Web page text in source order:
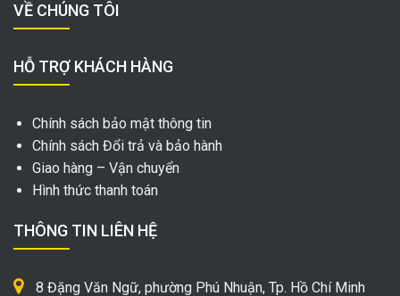
VỀ CHÚNG TÔI
HỖ TRỢ KHÁCH HÀNG
Chính sách bảo mật thông tin
Chính sách Đổi trả và bảo hành
Giao hàng – Vận chuyển
Hình thức thanh toán
THÔNG TIN LIÊN HỆ
8 Đặng Văn Ngữ, phường Phú Nhuận, Tp. Hồ Chí Minh